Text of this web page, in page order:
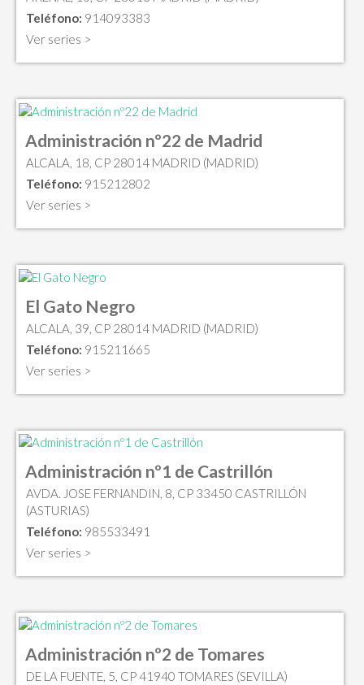
Teléfono: 914093383
Ver series >
Administración nº22 de Madrid
ALCALA, 18, CP 28014 MADRID (MADRID)
Teléfono: 915212802
Ver series >
El Gato Negro
ALCALA, 39, CP 28014 MADRID (MADRID)
Teléfono: 915211665
Ver series >
Administración nº1 de Castrillón
AVDA. JOSE FERNANDIN, 8, CP 33450 CASTRILLÓN
(ASTURIAS)
Teléfono: 985533491
Ver series >
Administración nº2 de Tomares
DE LA FUENTE, 5, CP 41940 TOMARES (SEVILLA)